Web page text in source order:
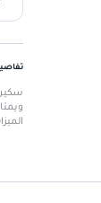
يوفر